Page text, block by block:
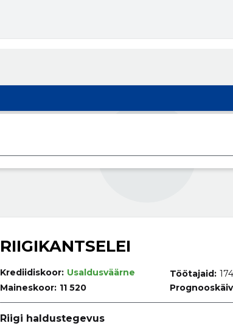
RIIGIKANTSELEI
Krediidiskoor: Usaldusväärne
Maineskoor: 11 520
Töötajaid: 174
Riigi haldustegevus